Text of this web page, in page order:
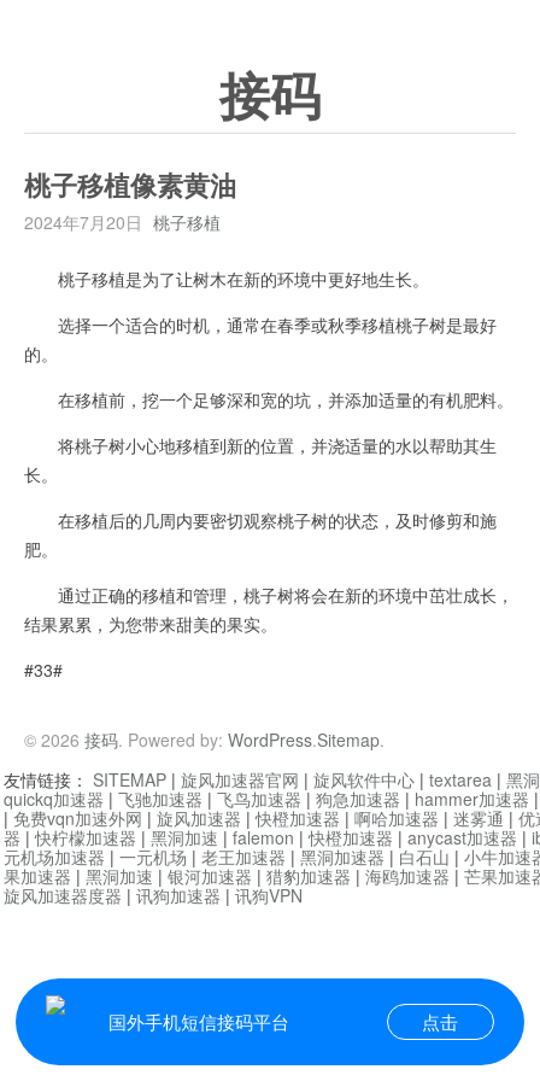
接码
桃子移植像素黄油
2024年7月20日 桃子移植
桃子移植是为了让树木在新的环境中更好地生长。
选择一个适合的时机，通常在春季或秋季移植桃子树是最好
的。
在移植前，挖一个足够深和宽的坑，并添加适量的有机肥料。
将桃子树小心地移植到新的位置，并浇适量的水以帮助其生
长。
在移植后的几周内要密切观察桃子树的状态，及时修剪和施
肥。
通过正确的移植和管理，桃子树将会在新的环境中茁壮成长，
结果累累，为您带来甜美的果实。
#33#
© 2026 接码. Powered by: WordPress.Sitemap.
国外手机短信接码平台 点击
友情链接： SITEMAP | 旋风加速器官网 | 旋风软件中心 | textarea | 黑
quickq加速器 | 飞驰加速器 | 飞鸟加速器 | 狗急加速器 | hammer加速器
| 免费vqn加速外网 | 旋风加速器 |快橙加速器 | 啊哈加速器 | 迷雾通 | 优
器 |快柠檬加速器 | 黑洞加速 | falemon |快橙加速器 | anycast加速器 |
元机场加速器 | 一元机场 | 老王加速器 | 黑洞加速器 | 白石山 | 小牛加速
果加速器 | 黑洞加速 | 银河加速器 | 猎豹加速器 | 海鸥加速器 | 芒果加速
旋风加速器度器 | 讯狗加速器 | 讯狗VPN